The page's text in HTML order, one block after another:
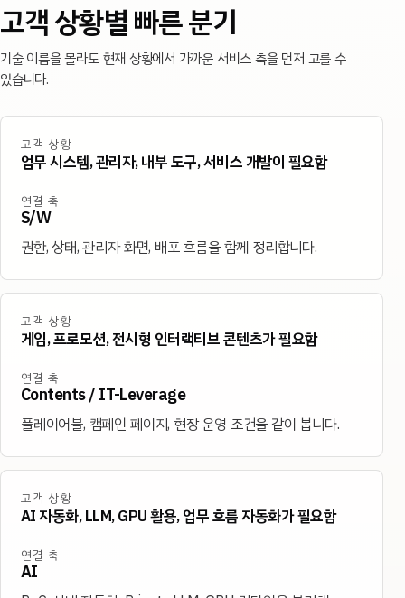
고객 상황별 빠른 분기
기술 이름을 몰라도 현재 상황에서 가까운 서비스 축을 먼저 고를 수
있습니다.
고객 상황
업무 시스템, 관리자, 내부 도구, 서비스 개발이 필요함
연결 축
S/W
권한, 상태, 관리자 화면, 배포 흐름을 함께 정리합니다.
고객 상황
게임, 프로모션, 전시형 인터랙티브 콘텐츠가 필요함
연결 축
Contents / IT-Leverage
플레이어블, 캠페인 페이지, 현장 운영 조건을 같이 봅니다.
고객 상황
AI 자동화, LLM, GPU 활용, 업무 흐름 자동화가 필요함
연결 축
AI